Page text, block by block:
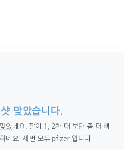
맞았습니다.
았네요. 팔이 1, 2차 때 보단 좀 더 뻐
네요. 세번 모두 pfizer 입니다.